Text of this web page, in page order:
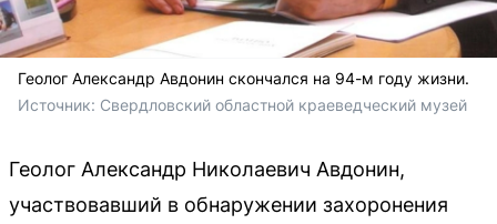
Геолог Александр Авдонин скончался на 94-м году жизни.
Источник: Свердловский областной краеведческий музей
Геолог Александр Николаевич Авдонин,
участвовавший в обнаружении захоронения